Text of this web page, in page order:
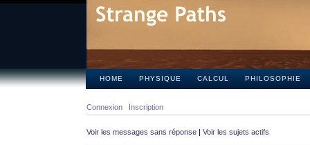
HOME PHYSIQUE CALCUL PHILOSOPHIE
Connexion Inscription
Voir les messages sans réponse | Voir les sujets actifs